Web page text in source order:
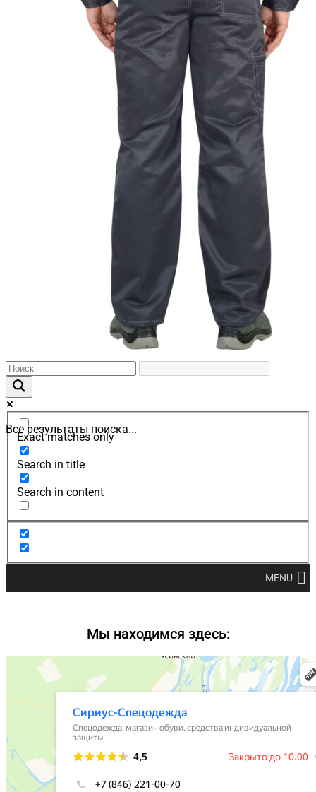
Все результаты поиска...
Exact matches only
Search in title
Search in content
MENU
Мы находимся здесь: